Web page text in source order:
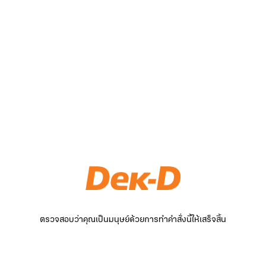
ตรวจสอบว่าคุณเป็นมนุษย์ด้วยการทำคำสั่งนี้ให้เสร็จสิ้น